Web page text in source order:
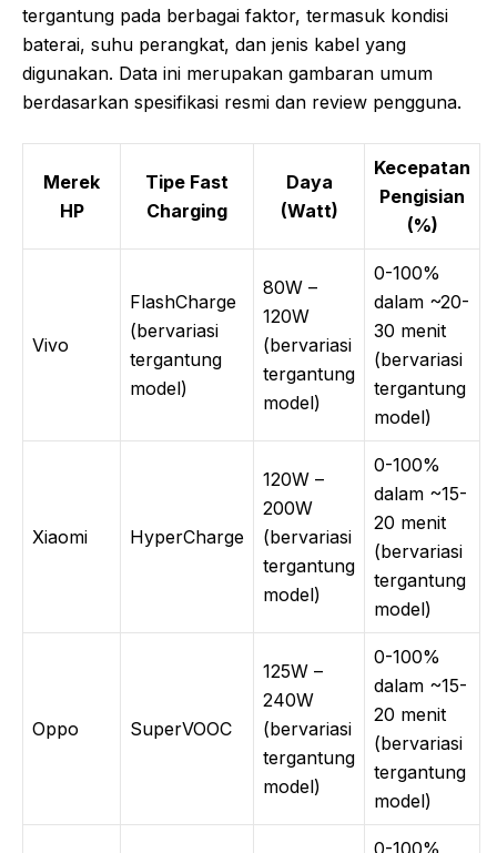
tergantung pada berbagai faktor, termasuk kondisi
baterai, suhu perangkat, dan jenis kabel yang
digunakan. Data ini merupakan gambaran umum
berdasarkan spesifikasi resmi dan review pengguna.
Merek
HP
Tipe Fast
Charging
Daya
(Watt)
Kecepatan
Pengisian
(%)
Vivo
FlashCharge
(bervariasi
tergantung
model)
80W –
120W
(bervariasi
tergantung
model)
0-100%
dalam ~20-
30 menit
(bervariasi
tergantung
model)
Xiaomi HyperCharge
120W –
200W
(bervariasi
tergantung
model)
0-100%
dalam ~15-
20 menit
(bervariasi
tergantung
model)
Oppo SuperVOOC
125W –
240W
(bervariasi
tergantung
model)
0-100%
dalam ~15-
20 menit
(bervariasi
tergantung
model)